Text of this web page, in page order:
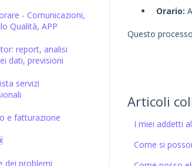
Orario:
Questo
Articoli
I miei addetti
Come si
report, analisi
servizi
servizi
- Comunicazioni,
Qualità, APP
report, analisi
dati, previsioni
servizi
e fatturazione
dei problemi